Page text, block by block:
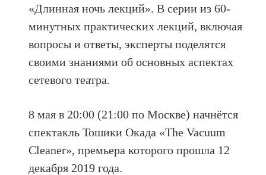
«Длинная ночь лекций». В серии из 60-
минутных практических лекций, включая
вопросы и ответы, эксперты поделятся
своими знаниями об основных аспектах
сетевого театра.
8 мая в 20:00 (21:00 по Москве) начнётся
спектакль Тошики Окада «The Vacuum
Cleaner», премьера которого прошла 12
декабря 2019 года.